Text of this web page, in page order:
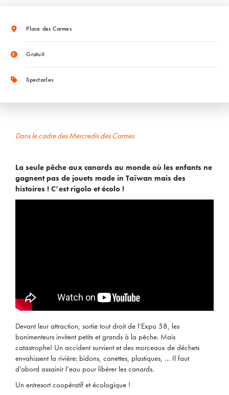
Place des Carmes
Gratuit
Spectacles
Dans le cadre desMercredis des Carmes
La seule pêche aux canards au monde où les enfants ne
gagnent pas de jouets made in Taïwan mais des
histoires ! C’est rigolo et écolo !
Devant leur attraction, sortie tout droit de l’Expo 58, les
bonimenteurs invitent petits et grands à la pêche. Mais
catastrophe! Un accident survient et des morceaux de déchets
envahissent la rivière: bidons, canettes, plastiques, … Il faut
d’abord assainir l’eau pour libérer les canards.
Un entresort coopératif et écologique !